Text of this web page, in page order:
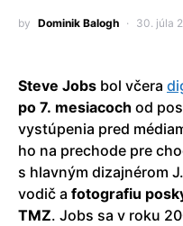
by Dominik Balogh 30. júla
Steve Jobs bol včera
po 7. mesiacoch od
vystúpenia pred
ho na prechode pre
s hlavným dizajnérom
vodič a fotografiu
TMZ. Jobs sa v roku